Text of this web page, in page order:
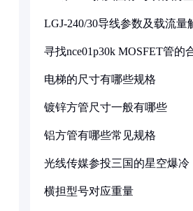
LGJ-240/30导线参数及载流量
寻找nce01p30k MOSFET管的
电梯的尺寸有哪些规格
镀锌方管尺寸一般有哪些
铝方管有哪些常见规格
光线传媒参投三国的星空爆冷
横担型号对应重量